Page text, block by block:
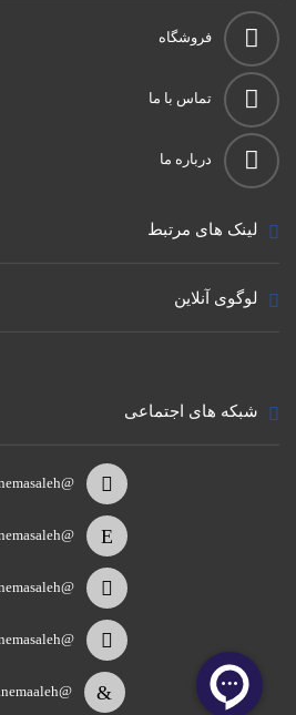
فروشگاه
تماس با ما
درباره ما
لینک های مرتبط
لوگوی آنلاین
شبکه های اجتماعی
@khanemasaleh
@khanemasaleh
@khanemasaleh
@khanemasaleh
@khanemaaleh